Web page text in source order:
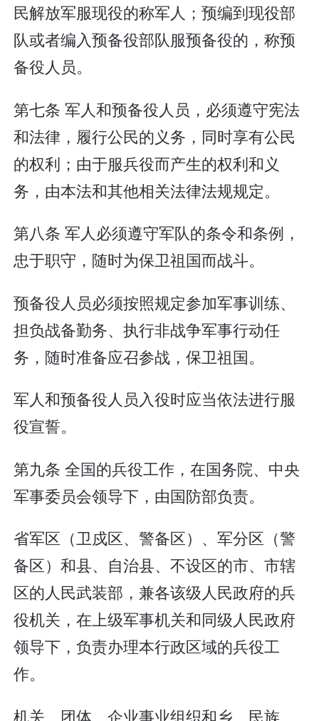
民解放军服现役的称军人；预编到现役部
队或者编入预备役部队服预备役的，称预
备役人员。
第七条 军人和预备役人员，必须遵守宪法
和法律，履行公民的义务，同时享有公民
的权利；由于服兵役而产生的权利和义
务，由本法和其他相关法律法规规定。
第八条 军人必须遵守军队的条令和条例，
忠于职守，随时为保卫祖国而战斗。
预备役人员必须按照规定参加军事训练、
担负战备勤务、执行非战争军事行动任
务，随时准备应召参战，保卫祖国。
军人和预备役人员入役时应当依法进行服
役宣誓。
第九条 全国的兵役工作，在国务院、中央
军事委员会领导下，由国防部负责。
省军区（卫戍区、警备区）、军分区（警
备区）和县、自治县、不设区的市、市辖
区的人民武装部，兼各该级人民政府的兵
役机关，在上级军事机关和同级人民政府
领导下，负责办理本行政区域的兵役工
作。
机关、团体、企业事业组织和乡、民族